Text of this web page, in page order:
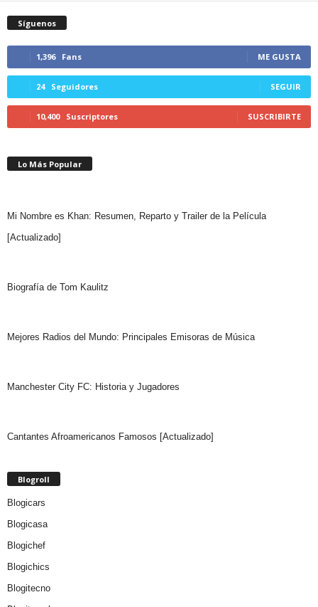
Síguenos
1,396 Fans ME GUSTA
24 Seguidores SEGUIR
10,400 Suscriptores SUSCRIBIRTE
Lo Más Popular
Mi Nombre es Khan: Resumen, Reparto y Trailer de la Película
[Actualizado]
Biografía de Tom Kaulitz
Mejores Radios del Mundo: Principales Emisoras de Música
Manchester City FC: Historia y Jugadores
Cantantes Afroamericanos Famosos [Actualizado]
Blogroll
Blogicars
Blogicasa
Blogichef
Blogichics
Blogitecno